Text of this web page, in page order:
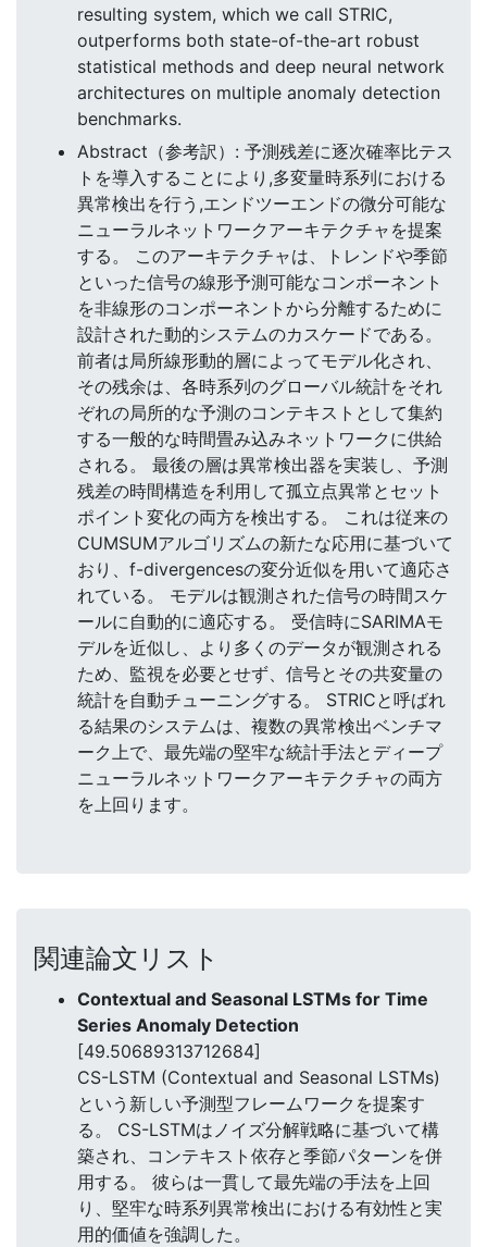
resulting system, which we call STRIC,
outperforms both state-of-the-art robust
statistical methods and deep neural network
architectures on multiple anomaly detection
benchmarks.
Abstract（参考訳）: 予測残差に逐次確率比テス
トを導入することにより,多変量時系列における
異常検出を行う,エンドツーエンドの微分可能な
ニューラルネットワークアーキテクチャを提案
する。 このアーキテクチャは、トレンドや季節
といった信号の線形予測可能なコンポーネント
を非線形のコンポーネントから分離するために
設計された動的システムのカスケードである。
前者は局所線形動的層によってモデル化され、
その残余は、各時系列のグローバル統計をそれ
ぞれの局所的な予測のコンテキストとして集約
する一般的な時間畳み込みネットワークに供給
される。 最後の層は異常検出器を実装し、予測
残差の時間構造を利用して孤立点異常とセット
ポイント変化の両方を検出する。 これは従来の
CUMSUMアルゴリズムの新たな応用に基づいて
おり、f-divergencesの変分近似を用いて適応さ
れている。 モデルは観測された信号の時間スケ
ールに自動的に適応する。 受信時にSARIMAモ
デルを近似し、より多くのデータが観測される
ため、監視を必要とせず、信号とその共変量の
統計を自動チューニングする。 STRICと呼ばれ
る結果のシステムは、複数の異常検出ベンチマ
ーク上で、最先端の堅牢な統計手法とディープ
ニューラルネットワークアーキテクチャの両方
を上回ります。
関連論文リスト
Contextual and Seasonal LSTMs for Time
Series Anomaly Detection
[49.50689313712684]
CS-LSTM (Contextual and Seasonal LSTMs)
という新しい予測型フレームワークを提案す
る。 CS-LSTMはノイズ分解戦略に基づいて構
築され、コンテキスト依存と季節パターンを併
用する。 彼らは一貫して最先端の手法を上回
り、堅牢な時系列異常検出における有効性と実
用的価値を強調した。